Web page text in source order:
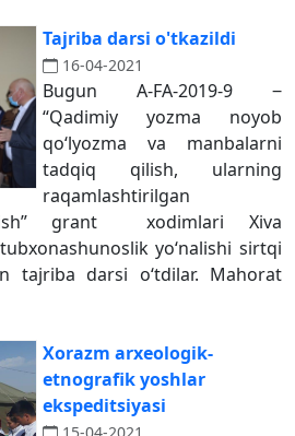
Tajriba darsi o'tkazildi
16-04-2021
Bugun A-FA-2019-9 ‒
“Qadimiy yozma noyob
qoʻlyozma va manbalarni
tadqiq qilish, ularning
raqamlashtirilgan
grant xodimlari Xiva
yoʻnalishi sirtqi
tajriba darsi oʻtdilar. Mahorat
Xorazm arxeologik-
etnografik yoshlar
ekspeditsiyasi